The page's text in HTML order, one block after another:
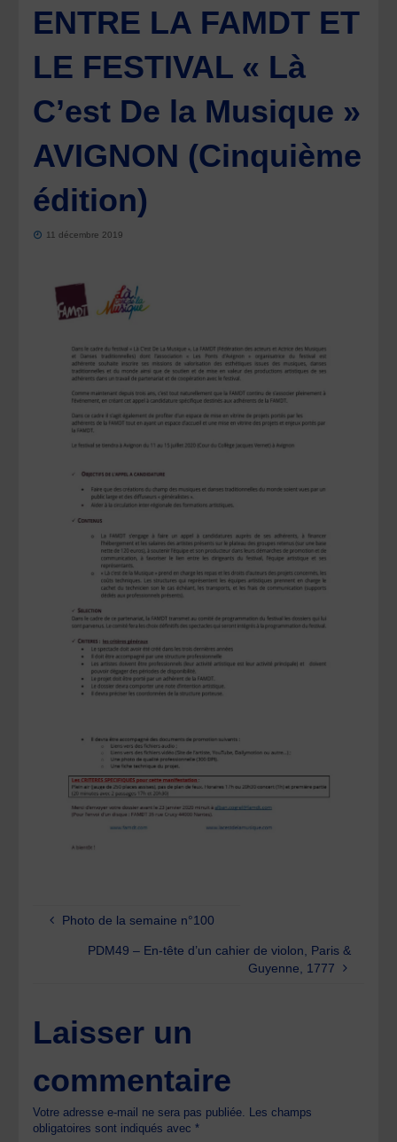
ENTRE LA FAMDT ET
LE FESTIVAL « Là
C’est De la Musique »
AVIGNON (Cinquième
édition)
11 décembre 2019
Photo de la semaine n°100
PDM49 – En-tête d’un cahier de violon, Paris &
Guyenne, 1777
Laisser un
commentaire
Votre adresse e-mail ne sera pas publiée. Les champs
obligatoires sont indiqués avec*